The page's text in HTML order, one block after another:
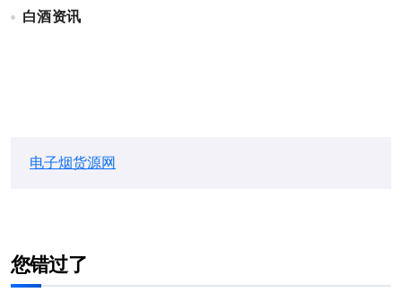
白酒资讯
电子烟货源网
您错过了